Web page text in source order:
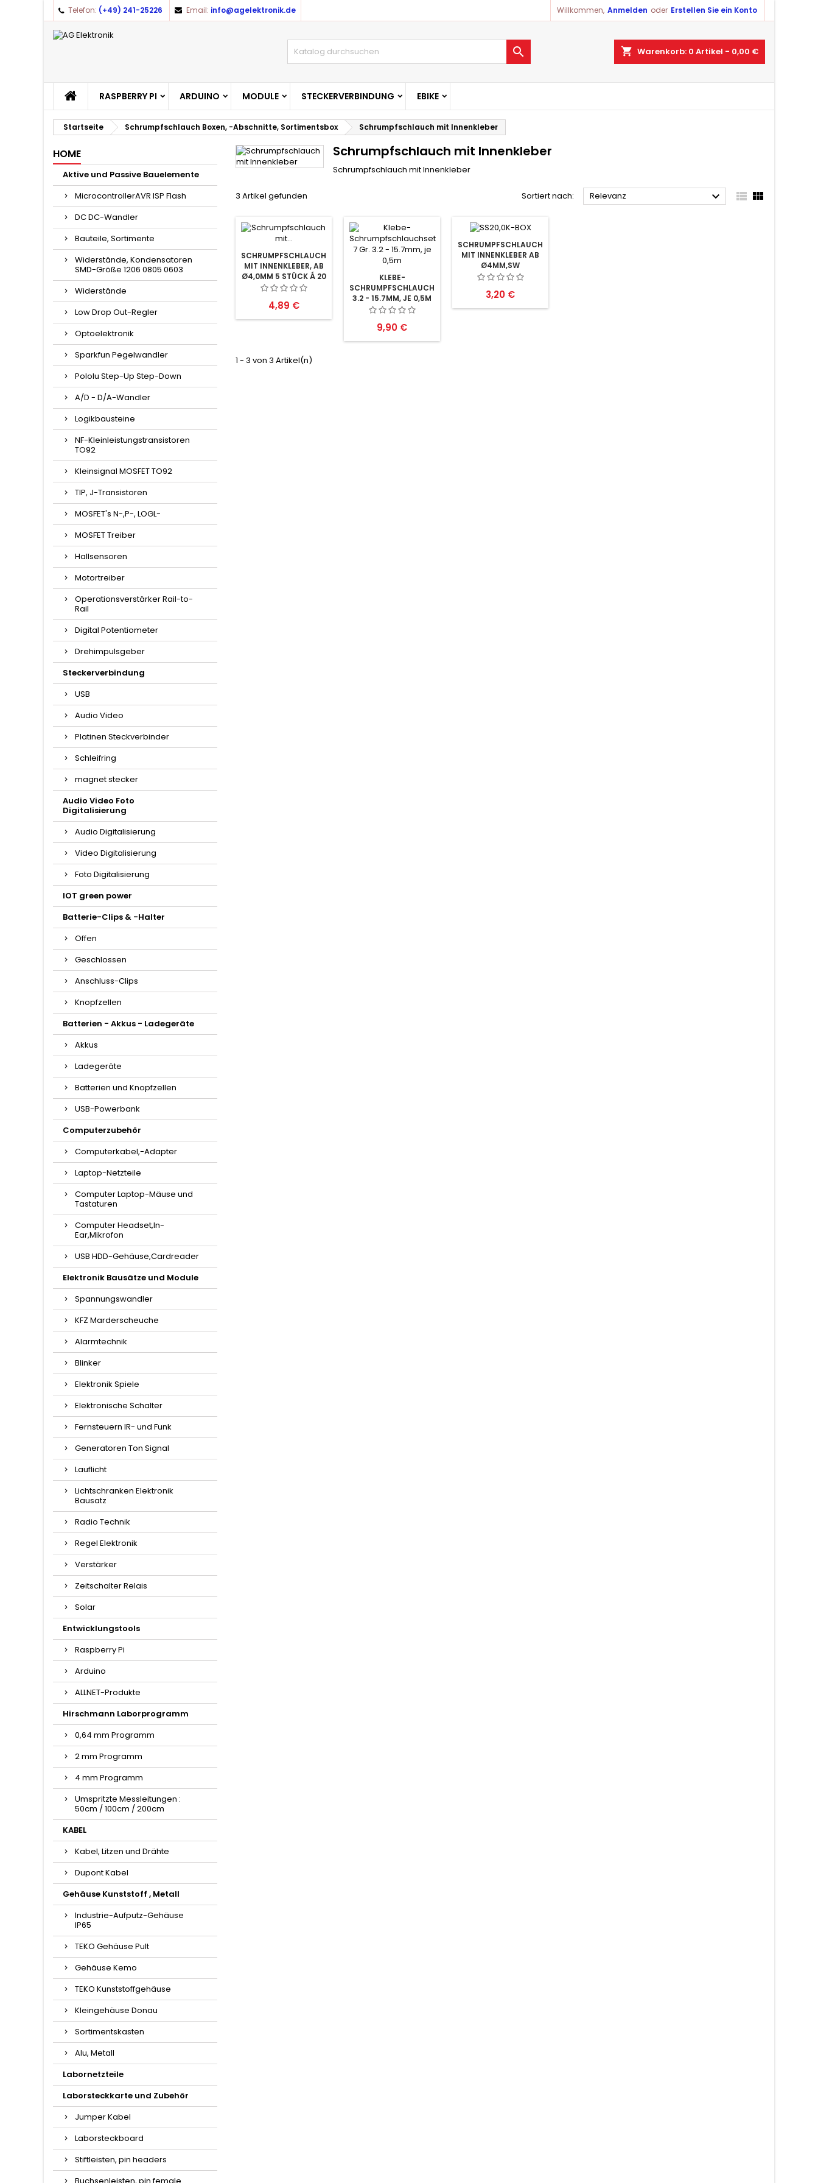
Telefon: (+49) 241-25226 Email: info@agelektronik.de Willkommen, Anmelden oder Erstellen Sie ein Konto
shopping_cart Warenkorb: 0 Artikel - 0,00 €

RASPBERRY PI ARDUINO MODULE STECKERVERBINDUNG EBIKE
Startseite Schrumpfschlauch Boxen, -Abschnitte, Sortimentsbox Schrumpfschlauch mit Innenkleber
HOME
Aktive und Passive Bauelemente
MicrocontrollerAVR ISP Flash
DC DC-Wandler
Bauteile, Sortimente
Widerstände, Kondensatoren
SMD-Größe 1206 0805 0603
Widerstände
Low Drop Out-Regler
Optoelektronik
Sparkfun Pegelwandler
Pololu Step-Up Step-Down
A/D - D/A-Wandler
Logikbausteine
NF-Kleinleistungstransistoren
TO92
Kleinsignal MOSFET TO92
TIP, J-Transistoren
MOSFET's N-,P-, LOGL-
MOSFET Treiber
Hallsensoren
Motortreiber
Operationsverstärker Rail-to-
Rail
Digital Potentiometer
Drehimpulsgeber
Steckerverbindung
USB
Audio Video
Platinen Steckverbinder
Schleifring
magnet stecker
Audio Video Foto
Digitalisierung
Audio Digitalisierung
Video Digitalisierung
Foto Digitalisierung
IOT green power
Batterie-Clips & -Halter
Offen
Geschlossen
Anschluss-Clips
Knopfzellen
Batterien - Akkus - Ladegeräte
Akkus
Ladegeräte
Batterien und Knopfzellen
USB-Powerbank
Computerzubehör
Computerkabel,-Adapter
Laptop-Netzteile
Computer Laptop-Mäuse und
Tastaturen
Computer Headset,In-
Ear,Mikrofon
USB HDD-Gehäuse,Cardreader
Elektronik Bausätze und Module
Spannungswandler
KFZ Marderscheuche
Alarmtechnik
Blinker
Elektronik Spiele
Elektronische Schalter
Fernsteuern IR- und Funk
Generatoren Ton Signal
Lauflicht
Lichtschranken Elektronik
Bausatz
Radio Technik
Regel Elektronik
Verstärker
Zeitschalter Relais
Solar
Entwicklungstools
Raspberry Pi
Arduino
ALLNET-Produkte
Hirschmann Laborprogramm
0,64 mm Programm
2 mm Programm
4 mm Programm
Umspritzte Messleitungen :
50cm / 100cm / 200cm
KABEL
Kabel, Litzen und Drähte
Dupont Kabel
Gehäuse Kunststoff , Metall
Industrie-Aufputz-Gehäuse
IP65
TEKO Gehäuse Pult
Gehäuse Kemo
TEKO Kunststoffgehäuse
Kleingehäuse Donau
Sortimentskasten
Alu, Metall
Labornetzteile
Laborsteckkarte und Zubehör
Jumper Kabel
Laborsteckboard
Stiftleisten, pin headers
Schrumpfschlauch mit Innenkleber
Schrumpfschlauch mit Innenkleber
3 Artikel gefunden Sortiert nach: Relevanz   
SCHRUMPFSCHLAUCH
MIT INNENKLEBER, AB
Ø4,0MM 5 STÜCK Á 20
CM
Preis
4,89 €
KLEBE-
SCHRUMPFSCHLAUCHSET
3.2 - 15.7MM, JE 0,5M
Preis
9,90 €
SCHRUMPFSCHLAUCH
MIT INNENKLEBER AB
Ø4MM,SW
METERWARE
Preis
3,20 €
1 - 3 von 3 Artikel(n)
Auf meine Wunschliste
add_circle_outlineCreate new list
((modalTitle))
((confirmMessage))
((title))
((cancelText)) ((createText))
Anmelden
You need to be logged in to save products in your wishlist.